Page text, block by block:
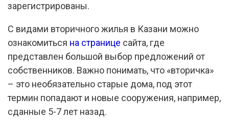
зарегистрированы.
С видами вторичного жилья в Казани можно
ознакомиться на странице сайта, где
представлен большой выбор предложений от
собственников. Важно понимать, что «вторичка»
– это необязательно старые дома, под этот
термин попадают и новые сооружения, например,
сданные 5-7 лет назад.